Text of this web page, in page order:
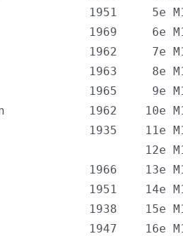
1951     5e
1969     6e
1962     7e
1963     8e
1965     9e
1962    10e
1935    11e
12e
1966    13e
1951    14e
1938    15e
1947    16e